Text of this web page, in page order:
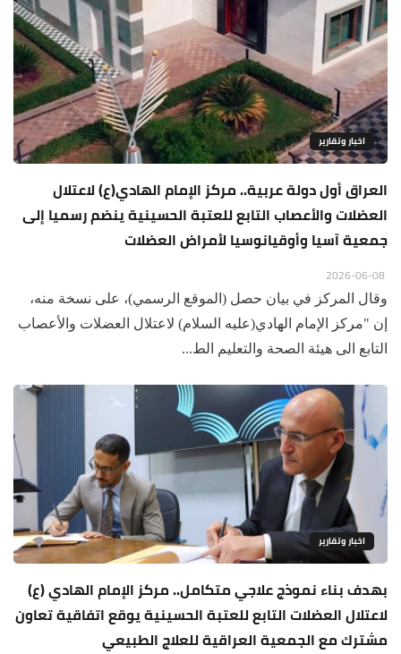
اخبار وتقارير
العراق أول دولة عربية.. مركز الإمام الهادي(ع) لاعتلال
العضلات والأعصاب التابع للعتبة الحسينية ينضم رسميا إلى
جمعية آسيا وأوقيانوسيا لأمراض العضلات
وقال المركز في بيان حصل (الموقع الرسمي)، على نسخة منه،
إن "مركز الإمام الهادي(عليه السلام) لاعتلال العضلات والأعصاب
التابع الى هيئة الصحة والتعليم الط...
اخبار وتقارير
بهدف بناء نموذج علاجي متكامل.. مركز الإمام الهادي (ع)
لاعتلال العضلات التابع للعتبة الحسينية يوقع اتفاقية تعاون
مشترك مع الجمعية العراقية للعلاج الطبيعي